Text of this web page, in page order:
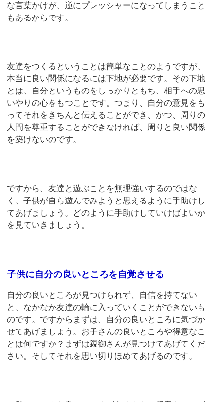
な言葉かけが、逆にプレッシャーになってしまうこと
もあるからです。
友達をつくるということは簡単なことのようですが、
本当に良い関係になるには下地が必要です。その下地
とは、自分というものをしっかりともち、相手への思
いやりの心をもつことです。つまり、自分の意見をも
ってそれをきちんと伝えることができ、かつ、周りの
人間を尊重することができなければ、周りと良い関係
を築けないのです。
ですから、友達と遊ぶことを無理強いするのではな
く、子供が自ら遊んでみようと思えるように手助けし
てあげましょう。どのように手助けしていけばよいか
を見ていきましょう。
子供に自分の良いところを自覚させる
自分の良いところが見つけられず、自信を持てない
と、なかなか友達の輪に入っていくことができないも
のです。ですからまずは、自分の良いところに気づか
せてあげましょう。お子さんの良いところや得意なこ
とは何ですか？まずは親御さんが見つけてあげてくだ
さい。そしてそれを思い切りほめてあげるのです。